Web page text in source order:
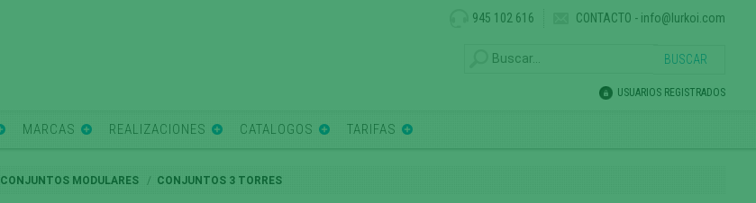
945 102 616 CONTACTO - info@lurkoi.com
USUARIOS REGISTRADOS
MARCAS REALIZACIONES CATALOGOS TARIFAS
CONJUNTOS MODULARES CONJUNTOS 3 TORRES